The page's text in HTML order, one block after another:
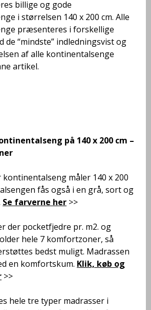
billige og gode
i størrelsen 140 x 200 cm. Alle
præsenteres i forskellige
de “mindste” indledningsvist og
af alle kontinentalsenge
artikel.
på 140 x 200 cm –
kontinentalseng måler 140 x 200
fås også i en grå, sort og
Se farverne her >>
der pocketfjedre pr. m2. og
hele 7 komfortzoner, så
bedst muligt. Madrassen
en komfortskum. Klik, køb og
>>
hele tre typer madrasser i